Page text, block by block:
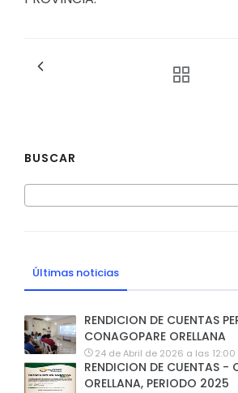
BUSCAR
Últimas noticias
RENDICION DE CUENTAS
CONAGOPARE ORELLANA
24 de Abril de 2026 a las 12:00
RENDICION DE CUENTAS -
ORELLANA, PERIODO 2025